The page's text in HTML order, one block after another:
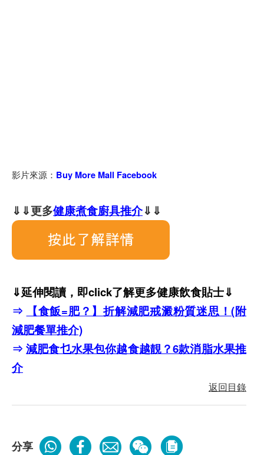
影片來源： Buy More Mall Facebook
⇓⇓更多健康煮食廚具推介⇓⇓
⇓延伸閱讀，即click了解更多健康飲食貼士⇓
⇒
【食飯=肥？】折解減肥戒澱粉質迷思！(附
減肥餐單推介)
⇒減肥食乜水果包你越食越靚？6款消脂水果推
介
返回目錄
分享